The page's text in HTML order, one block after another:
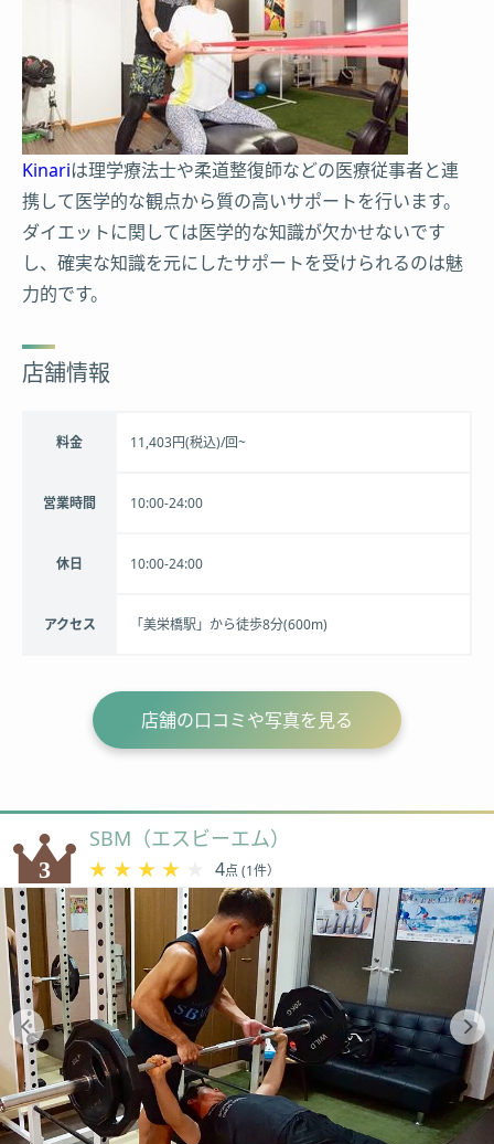
Kinariは理学療法士や柔道整復師などの医療従事者と連
携して医学的な観点から質の高いサポートを行います。
ダイエットに関しては医学的な知識が欠かせないです
し、確実な知識を元にしたサポートを受けられるのは魅
力的です。
店舗情報
料金 11,403円(税込)/回~
営業時間 10:00-24:00
休日 10:00-24:00
アクセス 「美栄橋駅」から徒歩8分(600m)
店舗の口コミや写真を見る
SBM（エスビーエム）
★★★★★
★★★★★ 4点 (1件）